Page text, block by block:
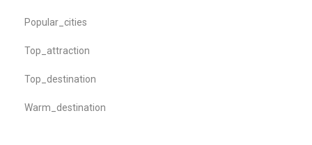
Popular_cities
Top_attraction
Top_destination
Warm_destination